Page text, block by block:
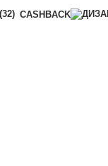
CASHBACK